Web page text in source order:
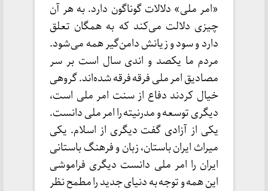
«امر ملی» دلالات گوناگون دارد. به هر آن
چیزی دلالت می‌کند که به همگان تعلق
دارد و سود و زیانش دامن‌گیر همه می‌شود.
مردم ما یکصد و اندی سال است بر سر
مصادیق امر ملی فرقه فرقه شده‌اند. گروهی
خیال کردند دفاع از سنت امر ملی است،
دیگری توسعه و مدرنیته را امر ملی دانست.
یکی از آزادی گفت دیگری از اسلام. یکی
میراث ایران باستان، زبان و فرهنگ باستانی
ایران را امر ملی دانست دیگری فراموشی
این همه و توجه به دنیای جدید را مطمح نظر